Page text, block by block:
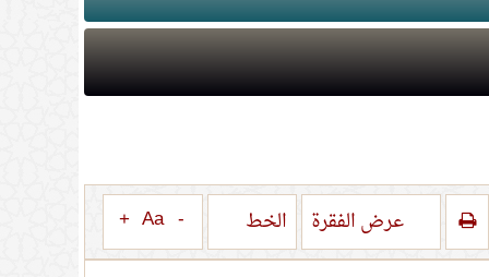
عرض الفقرة الخط -
Aa
+